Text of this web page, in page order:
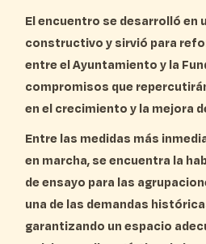
El encuentro se desarrolló en
constructivo y sirvió para
entre el Ayuntamiento y la
compromisos que
en el crecimiento y la mejora
Entre las medidas más
en marcha, se encuentra la
de ensayo para las
una de las demandas
garantizando un espacio